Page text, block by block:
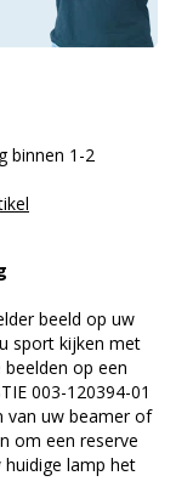
binnen 1-2
beeld op uw
sport kijken met
op een
003-120394-01
van uw beamer of
om een reserve
lamp het